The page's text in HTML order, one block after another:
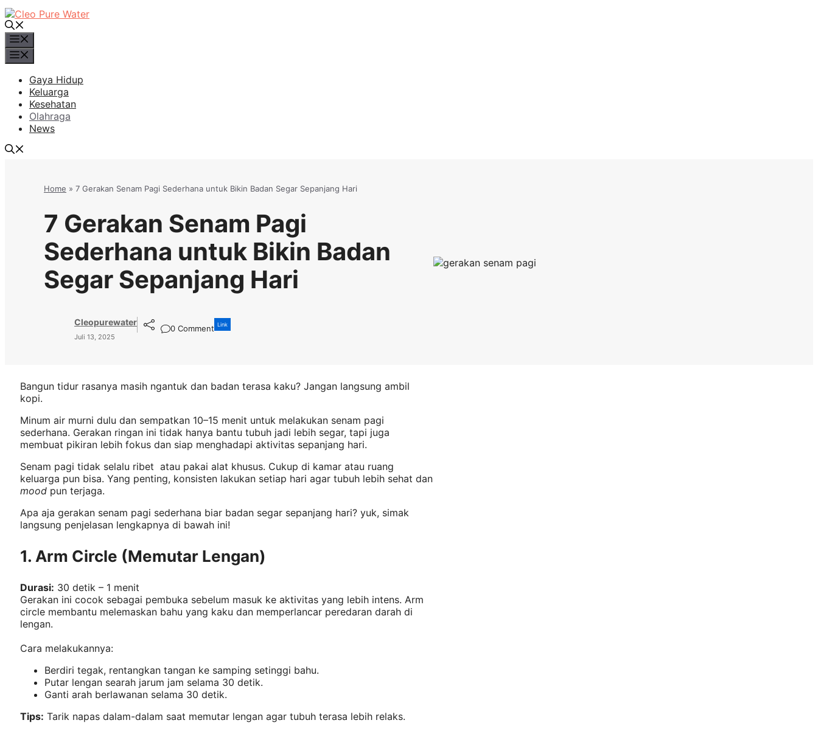
Langsung
ke
isi
Gaya Hidup
Keluarga
Kesehatan
Olahraga
News
Home » 7 Gerakan Senam Pagi Sederhana untuk Bikin Badan Segar Sepanjang Hari
7 Gerakan Senam Pagi
Sederhana untuk Bikin Badan
Segar Sepanjang Hari
Cleopurewater
Juli 13, 2025
0 Comment Link
Bangun tidur rasanya masih ngantuk dan badan terasa kaku? Jangan langsung ambil
kopi.
Minum air murni dulu dan sempatkan 10–15 menit untuk melakukan senam pagi
sederhana. Gerakan ringan ini tidak hanya bantu tubuh jadi lebih segar, tapi juga
membuat pikiran lebih fokus dan siap menghadapi aktivitas sepanjang hari.
Senam pagi tidak selalu ribet atau pakai alat khusus. Cukup di kamar atau ruang
keluarga pun bisa. Yang penting, konsisten lakukan setiap hari agar tubuh lebih sehat dan
mood pun terjaga.
Apa aja gerakan senam pagi sederhana biar badan segar sepanjang hari? yuk, simak
langsung penjelasan lengkapnya di bawah ini!
1. Arm Circle (Memutar Lengan)
Durasi: 30 detik – 1 menit
Gerakan ini cocok sebagai pembuka sebelum masuk ke aktivitas yang lebih intens. Arm
circle membantu melemaskan bahu yang kaku dan memperlancar peredaran darah di
lengan.
Cara melakukannya:
Berdiri tegak, rentangkan tangan ke samping setinggi bahu.
Putar lengan searah jarum jam selama 30 detik.
Ganti arah berlawanan selama 30 detik.
Tips: Tarik napas dalam-dalam saat memutar lengan agar tubuh terasa lebih relaks.